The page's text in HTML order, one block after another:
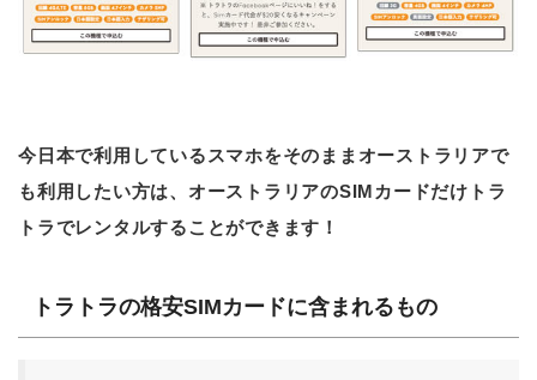
今日本で利用しているスマホをそのままオーストラリアで
も利用したい方は、オーストラリアのSIMカードだけトラ
トラでレンタルすることができます！
トラトラの格安SIMカードに含まれるもの